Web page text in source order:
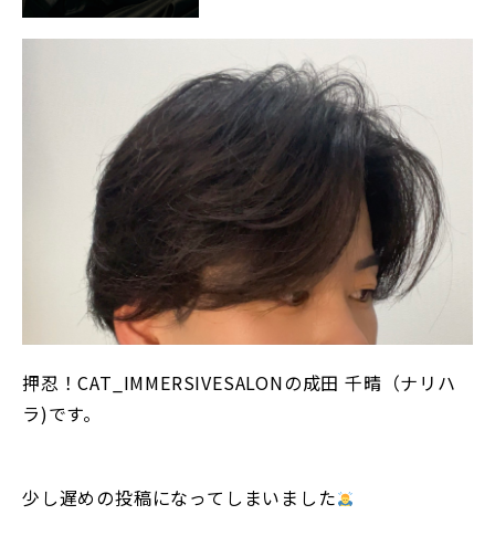
押忍！CAT_IMMERSIVESALONの成田 千晴（ナリハ
ラ)です。
少し遅めの投稿になってしまいました